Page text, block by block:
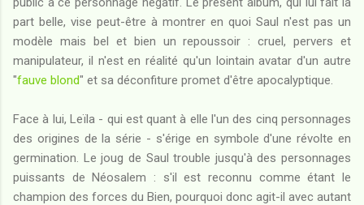
part belle, vise peut-être à montrer en quoi Saul n'est pas un
modèle mais bel et bien un repoussoir : cruel, pervers et
manipulateur, il n'est en réalité qu'un lointain avatar d'un autre
"fauve blond" et sa déconfiture promet d'être apocalyptique.
Face à lui, Leïla - qui est quant à elle l'un des cinq personnages
des origines de la série - s'érige en symbole d'une révolte en
germination. Le joug de Saul trouble jusqu'à des personnages
puissants de Néosalem : s'il est reconnu comme étant le
champion des forces du Bien, pourquoi donc agit-il avec autant